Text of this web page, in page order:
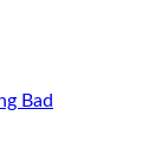
Bad